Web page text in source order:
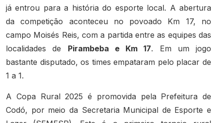
já entrou para a história do esporte local. A abertura
da competição aconteceu no povoado Km 17, no
campo Moisés Reis, com a partida entre as equipes das
localidades de Pirambeba e Km 17. Em um jogo
bastante disputado, os times empataram pelo placar de
1 a 1.
A Copa Rural 2025 é promovida pela Prefeitura de
Codó, por meio da Secretaria Municipal de Esporte e